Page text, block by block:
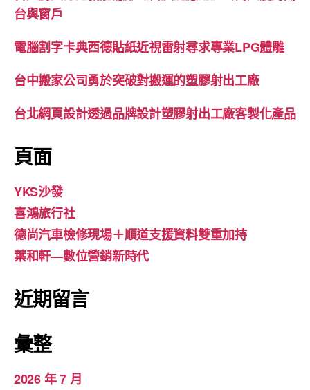
台與窗戶
電腦割字卡典西德貼紙近視雷射尋求專業LPG體雕
台中搬家公司勇於突破對搬運的塑膠射出工廠
台北網頁設計透過品牌設計塑膠射出工廠客製化產品
頁面
YKS沙發
喜鴻旅行社
德尚汽車檢修現場＋順道支援資料雙重加持
葉和軒—數位營銷新時代
近期留言
彙整
2026 年 7 月